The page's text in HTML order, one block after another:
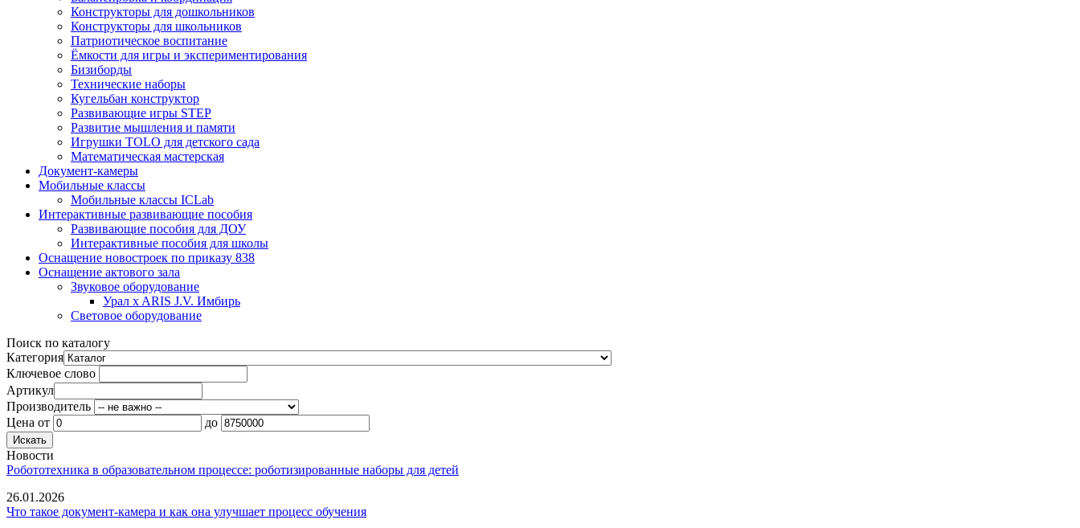
Конструкторы для дошкольников
Конструкторы для школьников
Патриотическое воспитание
Ёмкости для игры и экспериментирования
Бизиборды
Технические наборы
Кугельбан конструктор
Развивающие игры STEP
Развитие мышления и памяти
Игрушки TOLO для детского сада
Математическая мастерская
Документ-камеры
Мобильные классы
Мобильные классы ICLab
Интерактивные развивающие пособия
Развивающие пособия для ДОУ
Интерактивные пособия для школы
Оснащение новостроек по приказу 838
Оснащение актового зала
Звуковое оборудование
Урал x ARIS J.V. Имбирь
Световое оборудование
Поиск по каталогу
Категория
Ключевое слово
Артикул
Производитель
Цена от до
Новости
Робототехника в образовательном процессе: роботизированные наборы для детей
26.01.2026
Что такое документ-камера и как она улучшает процесс обучения